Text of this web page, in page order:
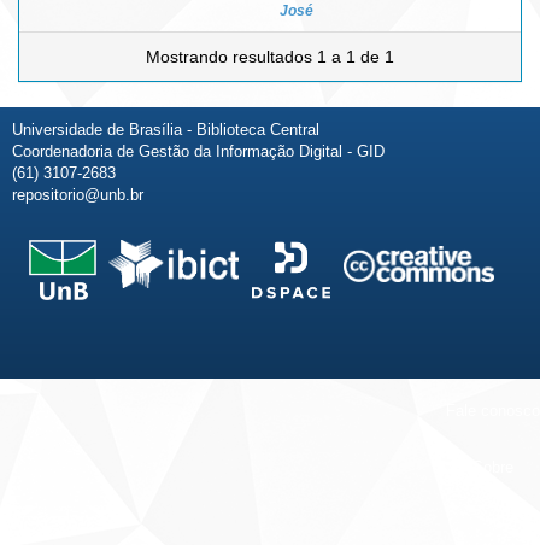
José
Mostrando resultados 1 a 1 de 1
Universidade de Brasília - Biblioteca Central
Coordenadoria de Gestão da Informação Digital - GID
(61) 3107-2683
repositorio@unb.br